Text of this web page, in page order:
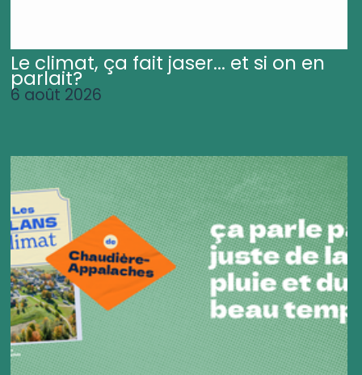
Le climat, ça fait jaser... et si on en
parlait?
6 août 2026